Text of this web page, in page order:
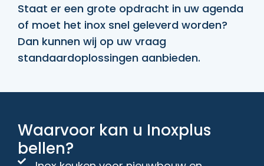
Staat er een grote opdracht in uw agenda
of moet het inox snel geleverd worden?
Dan kunnen wij op uw vraag
standaardoplossingen aanbieden.
Waarvoor kan u Inoxplus
bellen?